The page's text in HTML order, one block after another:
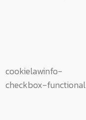
cookielawinfo-
checkbox-functional